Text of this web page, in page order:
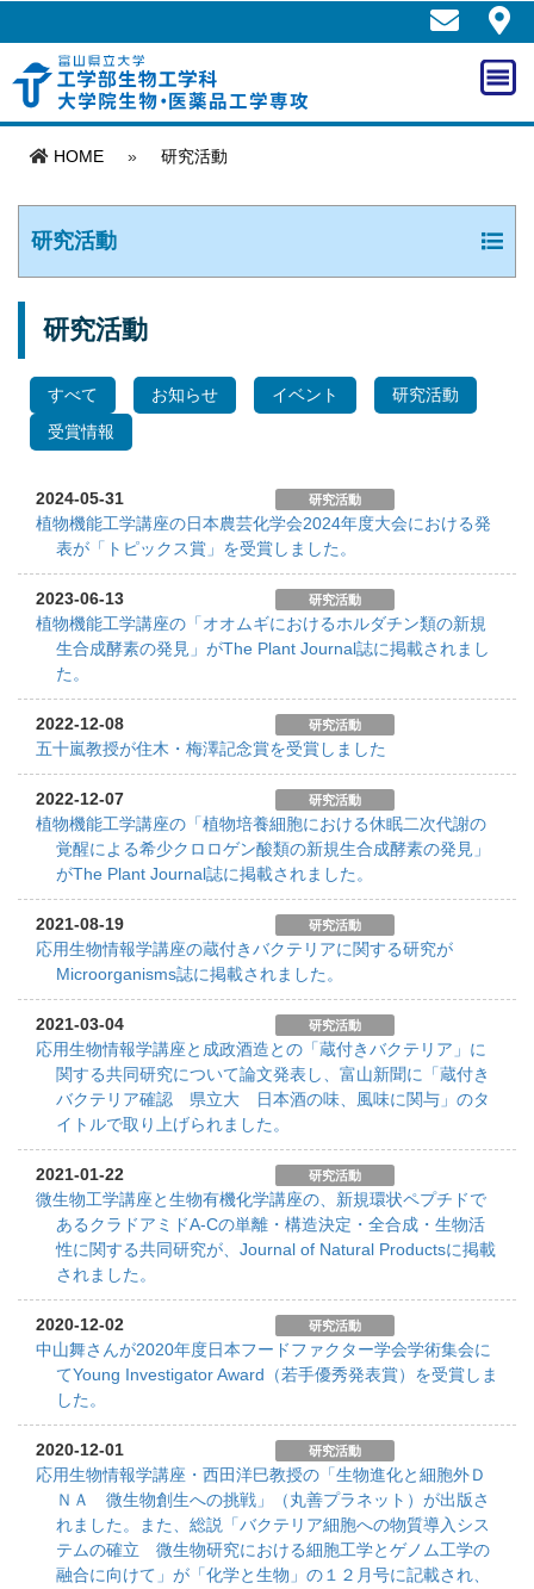
HOME » 研究活動
研究活動
研究活動
すべて お知らせ イベント
研究活動
受賞情報
2024-05-31 研究活動
植物機能工学講座の日本農芸化学会2024年度大会における発
表が「トピックス賞」を受賞しました。
2023-06-13 研究活動
植物機能工学講座の「オオムギにおけるホルダチン類の新規
生合成酵素の発見」がThe Plant Journal誌に掲載されまし
た。
2022-12-08 研究活動
五十嵐教授が住木・梅澤記念賞を受賞しました
2022-12-07 研究活動
植物機能工学講座の「植物培養細胞における休眠二次代謝の
覚醒による希少クロロゲン酸類の新規生合成酵素の発見」
がThe Plant Journal誌に掲載されました。
2021-08-19 研究活動
応用生物情報学講座の蔵付きバクテリアに関する研究が
Microorganisms誌に掲載されました。
2021-03-04 研究活動
応用生物情報学講座と成政酒造との「蔵付きバクテリア」に
関する共同研究について論文発表し、富山新聞に「蔵付き
バクテリア確認 県立大 日本酒の味、風味に関与」のタ
イトルで取り上げられました。
2021-01-22 研究活動
微生物工学講座と生物有機化学講座の、新規環状ペプチドで
あるクラドアミドA-Cの単離・構造決定・全合成・生物活
性に関する共同研究が、Journal of Natural Productsに掲載
されました。
2020-12-02 研究活動
中山舞さんが2020年度日本フードファクター学会学術集会に
てYoung Investigator Award（若手優秀発表賞）を受賞しま
した。
2020-12-01 研究活動
応用生物情報学講座・西田洋巳教授の「生物進化と細胞外Ｄ
ＮＡ 微生物創生への挑戦」（丸善プラネット）が出版さ
れました。また、総説「バクテリア細胞への物質導入シス
テムの確立 微生物研究における細胞工学とゲノム工学の
融合に向けて」が「化学と生物」の１２月号に記載され、